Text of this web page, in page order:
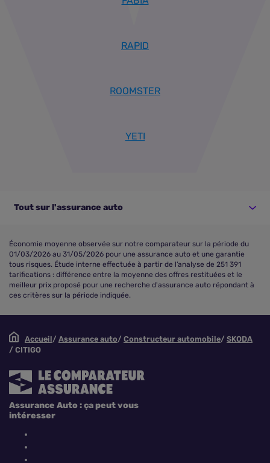
RAPID
ROOMSTER
YETI
Tout sur l'assurance auto
Économie moyenne observée sur notre comparateur sur la période du
01/03/2026 au 31/05/2026 pour une assurance auto et une garantie
tous risques. Étude interne effectuée à partir de l’analyse de 251 391
tarifications : différence entre la moyenne des offres restituées et le
meilleur prix proposé pour une recherche d'assurance auto répondant à
ces critères sur la période indiquée.
Accueil Assurance auto Constructeur automobile
SKODA
CITIGO
Assurance Auto : ça peut vous
intéresser